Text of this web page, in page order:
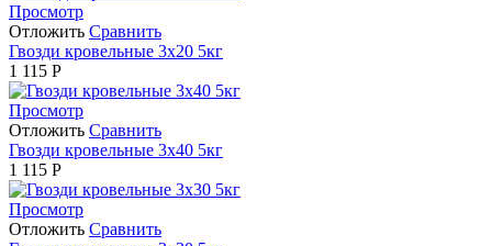
Просмотр
Отложить Сравнить
Гвозди кровельные 3х20 5кг
1 115 Р
Просмотр
Отложить Сравнить
Гвозди кровельные 3х40 5кг
1 115 Р
Просмотр
Отложить Сравнить